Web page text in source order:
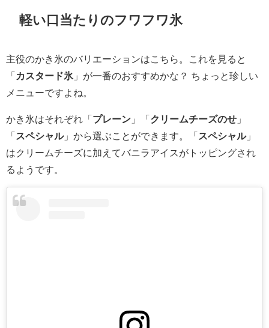
軽い口当たりのフワフワ氷
主役のかき氷のバリエーションはこちら。これを見ると
「カスタード氷 」が一番のおすすめかな？ ちょっと珍しい
メニューですよね。
かき氷はそれぞれ「プレーン 」「クリームチーズのせ 」
「スペシャル」から選ぶことができます。「スペシャル」
はクリームチーズに加えてバニラアイスがトッピングされ
るようです。